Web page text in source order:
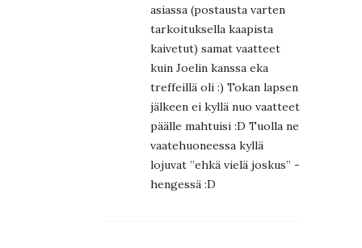
asiassa (postausta varten
tarkoituksella kaapista
kaivetut) samat vaatteet
kuin Joelin kanssa eka
treffeillä oli :) Tokan lapsen
jälkeen ei kyllä nuo vaatteet
päälle mahtuisi :D Tuolla ne
vaatehuoneessa kyllä
lojuvat ”ehkä vielä joskus” -
hengessä :D